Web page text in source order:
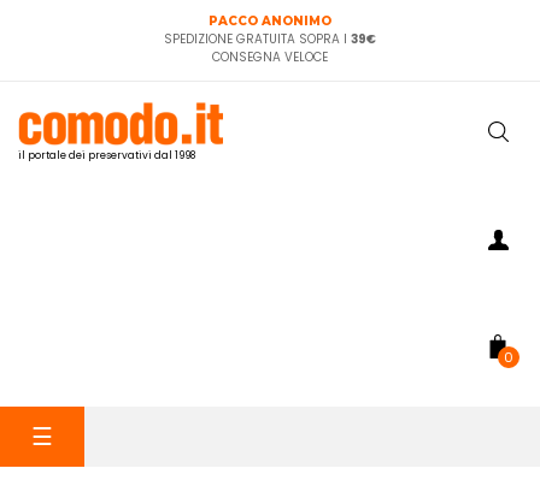
PACCO ANONIMO
SPEDIZIONE GRATUITA SOPRA I 39€
CONSEGNA VELOCE
il portale dei preservativi dal 1998
0
navigazione
☰